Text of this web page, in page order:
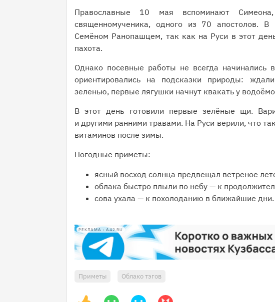
Православные 10 мая вспоминают
священномученика, одного из 70 апостолов. В
Семёном Ранопашцем, так как на Руси в этот
пахота.
Однако посевные работы не всегда начинались
ориентировались на подсказки природы:
зеленью, первые лягушки начнут квакать у
В этот день готовили первые зелёные щи.
и другими ранними травами. На Руси верили, что
витаминов после зимы.
Погодные приметы:
ясный восход солнца предвещал ветреное
облака быстро плыли по небу — к
сова ухала — к похолоданию в ближайшие дни.
РЕКЛАМА • A42.RU
Приметы Облако тэгов